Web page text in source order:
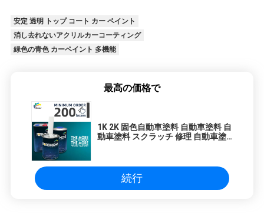
安定 透明 トップ コート カー ペイント
消し去れないアクリルカーコーティング
緑色の青色 カーペイント 多機能
最高の価格で
1K 2K 固色自動車塗料 自動車塗料 自
動車塗料 スクラッチ 修理 自動車塗
続行